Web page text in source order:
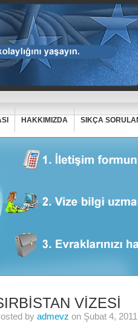
HAKKIMIZDA SIKÇA
VIZESI
by admevz on Şubat 4,